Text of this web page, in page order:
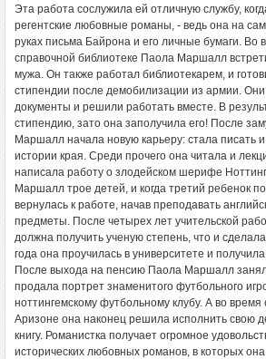
Эта работа сослужила ей отличную службу,
регентские любовные романы, - ведь она на
руках письма Байрона и его личные бумаги. Во
справочной библиотеке Паола Маршалл
мужа. Он также работал библиотекарем, и
стипендии после демобилизации из армии.
документы и решили работать вместе. В
стипендию, зато она заполучила его! После
Маршалл начала новую карьеру: стала писать
истории края. Среди прочего она читала и
написала работу о злодейском шерифе
Маршалл трое детей, и когда третий ребенок
вернулась к работе, начав преподавать
предметы. После четырех лет учительской
должна получить ученую степень, что и
года она проучилась в университете и
После выхода на пенсию Паола Маршалл
продала портрет знаменитого футбольного
ноттингемскому футбольному клубу. А во
Аризоне она наконец решила исполнить свою
книгу. Романистка получает огромное
исторических любовных романов, в которых